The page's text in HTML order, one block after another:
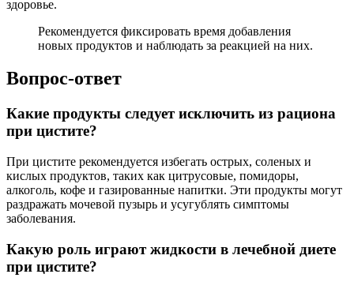
здоровье.
Рекомендуется фиксировать время добавления
новых продуктов и наблюдать за реакцией на них.
Вопрос-ответ
Какие продукты следует исключить из рациона
при цистите?
При цистите рекомендуется избегать острых, соленых и
кислых продуктов, таких как цитрусовые, помидоры,
алкоголь, кофе и газированные напитки. Эти продукты могут
раздражать мочевой пузырь и усугублять симптомы
заболевания.
Какую роль играют жидкости в лечебной диете
при цистите?